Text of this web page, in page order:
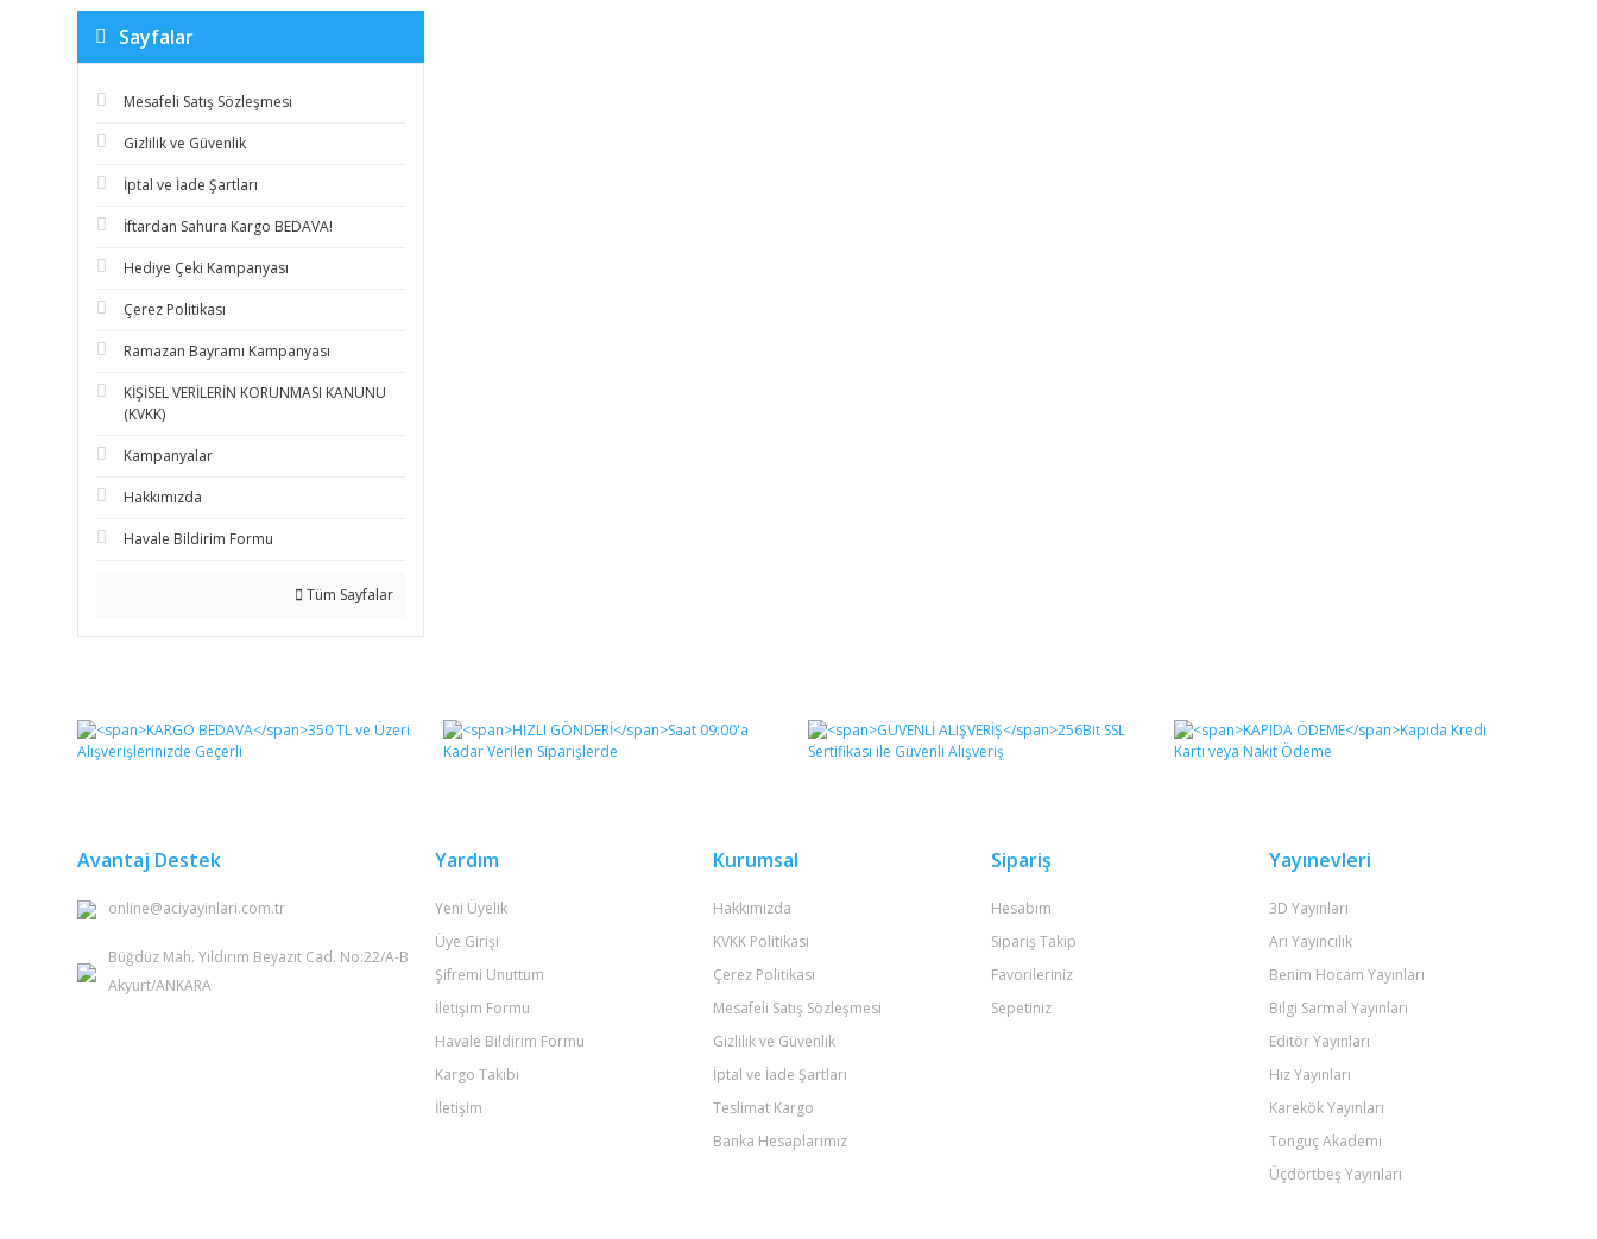
Sayfalar
Mesafeli Satış Sözleşmesi
Gizlilik ve Güvenlik
İptal ve İade Şartları
İftardan Sahura Kargo BEDAVA!
Hediye Çeki Kampanyası
Çerez Politikası
Ramazan Bayramı Kampanyası
KİŞİSEL VERİLERİN KORUNMASI KANUNU
(KVKK)
Kampanyalar
Hakkımızda
Havale Bildirim Formu
Tüm Sayfalar
Avantaj Destek
online@aciyayinlari.com.tr
Büğdüz Mah. Yıldırım Beyazıt Cad. No:22/A-B
Akyurt/ANKARA
Yardım
Yeni Üyelik
Üye Girişi
Şifremi Unuttum
İletişim Formu
Havale Bildirim Formu
Kargo Takibi
İletişim
Kurumsal
Hakkımızda
KVKK Politikası
Çerez Politikası
Mesafeli Satış Sözleşmesi
Gizlilik ve Güvenlik
İptal ve İade Şartları
Teslimat Kargo
Banka Hesaplarımız
Sipariş
Hesabım
Sipariş Takip
Favorileriniz
Sepetiniz
Yayınevleri
3D Yayınları
Arı Yayıncılık
Benim Hocam Yayınları
Bilgi Sarmal Yayınları
Editör Yayınları
Hız Yayınları
Karekök Yayınları
Tonguç Akademi
Üçdörtbeş Yayınları